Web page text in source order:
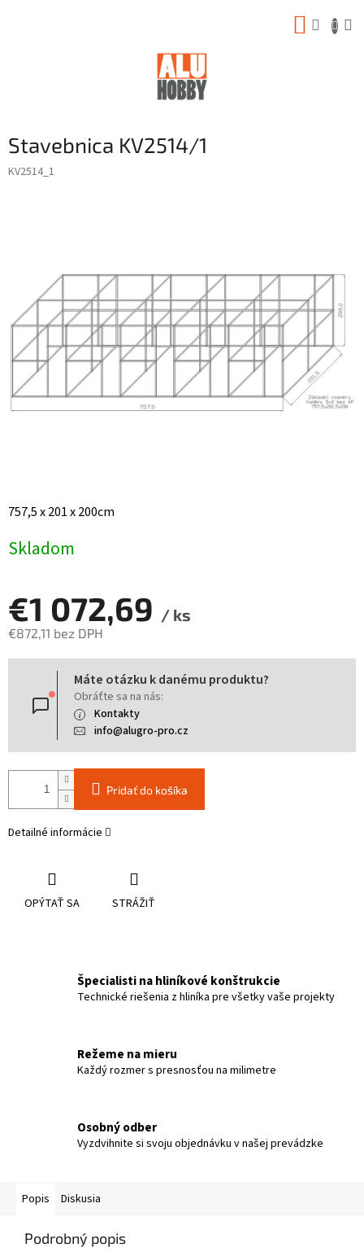
Stavebnica KV2514/1
KV2514_1
757,5 x 201 x 200cm
Skladom
€1 072,69 / ks
€872,11 bez DPH
Jednotková
Máte otázku k danému produktu?
Obráťte sa na nás:
Kontakty
info@alugro-pro.cz
Pridať do košíka
Detailné informácie
OPÝTAŤ SA STRÁŽIŤ
Špecialisti na hliníkové konštrukcie
Technické riešenia z hliníka pre všetky vaše projekty
Režeme na mieru
Každý rozmer s presnosťou na milimetre
Osobný odber
Vyzdvihnite si svoju objednávku v našej prevádzke
Popis Diskusia
Podrobný popis